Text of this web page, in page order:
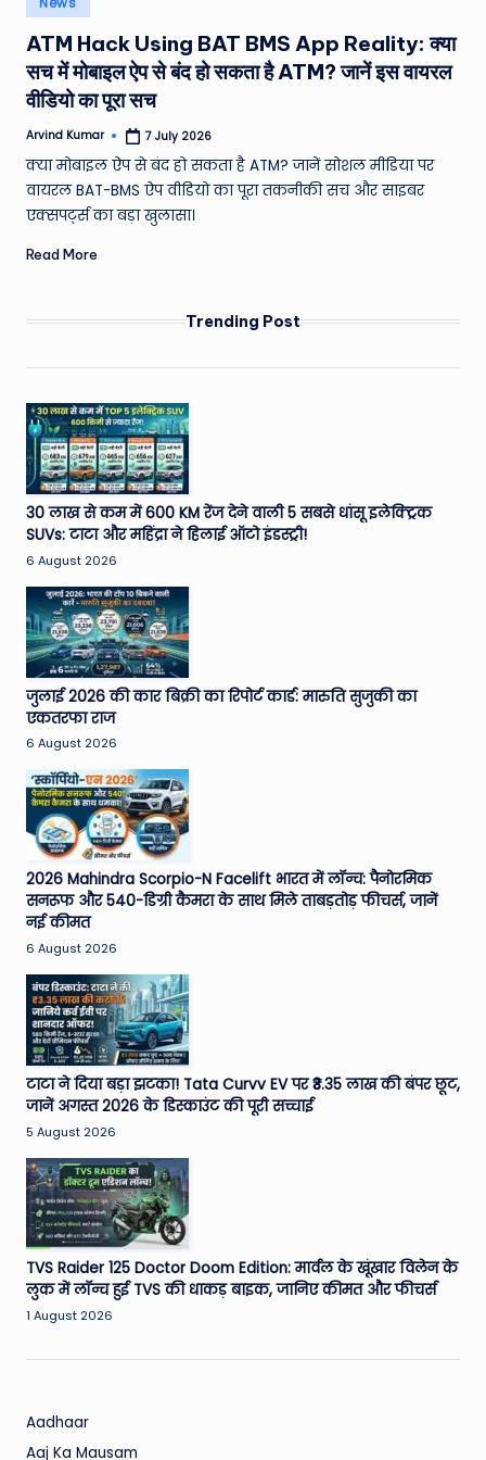
e
a
t
er
,
T
e
h
&
M
o
vi
e
N
e
w
s
A
ro
u
n
d
T
h
e
W
o
rl
d
in
ATM Hack Using BAT BMS App Reality: क्या
सच में मोबाइल ऐप से बंद हो सकता है ATM? जानें इस वायरल
वीडियो का पूरा सच
Posted
Arvind Kumar 7 July 2026
क्या मोबाइल ऐप से बंद हो सकता है ATM? जानें सोशल मीडिया पर
वायरल BAT-BMS ऐप वीडियो का पूरा तकनीकी सच और साइबर
एक्सपर्ट्स का बड़ा खुलासा।
Read More
Trending Post
30 लाख से कम में 600 KM रेंज देने वाली 5 सबसे धांसू इलेक्ट्रिक
SUVs: टाटा और महिंद्रा ने हिलाई ऑटो इंडस्ट्री!
6 August 2026
जुलाई 2026 की कार बिक्री का रिपोर्ट कार्ड: मारुति सुजुकी का
एकतरफा राज
6 August 2026
2026 Mahindra Scorpio-N Facelift भारत में लॉन्च: पैनोरमिक
सनरूफ और 540-डिग्री कैमरा के साथ मिले ताबड़तोड़ फीचर्स, जानें
नई कीमत
6 August 2026
टाटा ने दिया बड़ा झटका! Tata Curvv EV पर ₹3.35 लाख की बंपर छूट,
जानें अगस्त 2026 के डिस्काउंट की पूरी सच्चाई
5 August 2026
TVS Raider 125 Doctor Doom Edition: मार्वल के खूंखार विलेन के
लुक में लॉन्च हुई TVS की धाकड़ बाइक, जानिए कीमत और फीचर्स
1 August 2026
Aadhaar
Aaj Ka Mausam